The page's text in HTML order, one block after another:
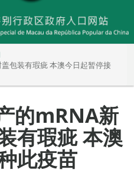
包装有瑕疵 本澳今日起暂停接
的mRNA新
有瑕疵 本澳
此疫苗